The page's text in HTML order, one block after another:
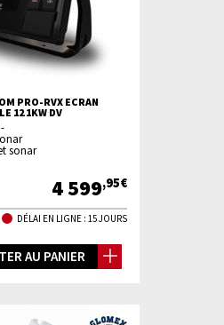
PRO-RVX ECRAN
12 1KW DV
sonar
4 599,95€
DÉLAI EN LIGNE : 15 JOURS
AU PANIER